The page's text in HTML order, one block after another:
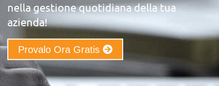
nella gestione quotidiana della tua
azienda!
Provalo Ora Gratis